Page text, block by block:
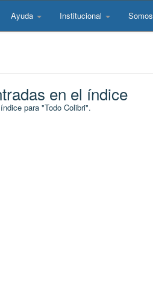
Ayuda Institucional Somos
en el índice
para "Todo Colibri".